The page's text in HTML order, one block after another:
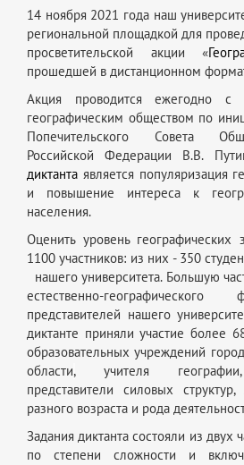
14 ноября 2021 года наш
региональной площадкой для
просветительской акции «
прошедшей в дистанционном
Акция проводится ежегодно с
географическим обществом по
Попечительского Совета
Российской Федерации В.В.
диктанта является популяризация
и повышение интереса к
населения.
Оценить уровень географических
1100 участников: из них - 350
нашего университета. Большую
естественно-
представителей нашего
диктанте приняли участие более
образовательных учреждений
области,учителя географии,
представители силовых
разного возраста и рода
Задания диктанта состояли из двух
по степени сложности и